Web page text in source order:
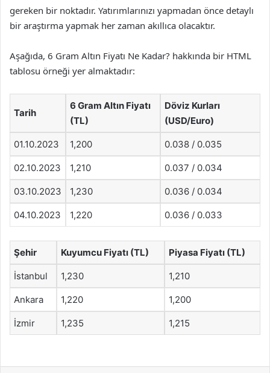
gereken bir noktadır. Yatırımlarınızı yapmadan önce detaylı
bir araştırma yapmak her zaman akıllıca olacaktır.
Aşağıda, 6 Gram Altın Fiyatı Ne Kadar? hakkında bir HTML
tablosu örneği yer almaktadır:
Tarih
6 Gram Altın Fiyatı
(TL)
Döviz Kurları
(USD/Euro)
01.10.2023 1,200 0.038 / 0.035
02.10.2023 1,210 0.037 / 0.034
03.10.2023 1,230 0.036 / 0.034
04.10.2023 1,220 0.036 / 0.033
Şehir Kuyumcu Fiyatı (TL) Piyasa Fiyatı (TL)
İstanbul 1,230 1,210
Ankara 1,220 1,200
İzmir 1,235 1,215